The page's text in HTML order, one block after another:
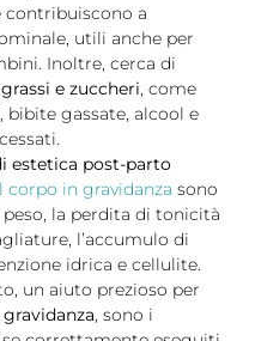
contribuiscono a
utili anche per
Inoltre, cerca di
e zuccheri , come
gassate, alcool e
estetica post-parto
in gravidanza sono
la perdita di tonicità
l’accumulo di
idrica e cellulite.
un aiuto prezioso per
, sono i